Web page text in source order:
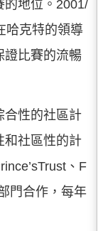
的地位。2001/
哈克特的領導
證比賽的流暢
合性的社區計
和社區性的計
、F
門合作，每年